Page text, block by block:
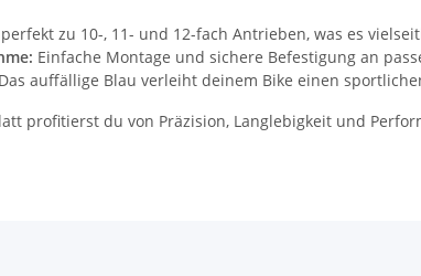
perfekt zu 10-, 11- und 12-fach Antrieben, was es
Einfache Montage und sichere Befestigung an
Das auffällige Blau verleiht deinem Bike einen
profitierst du von Präzision, Langlebigkeit und